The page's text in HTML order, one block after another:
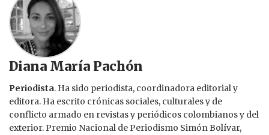
Diana María Pachón
Periodista. Ha sido periodista, coordinadora editorial y
editora. Ha escrito crónicas sociales, culturales y de
conflicto armado en revistas y periódicos colombianos y del
exterior. Premio Nacional de Periodismo Simón Bolívar,